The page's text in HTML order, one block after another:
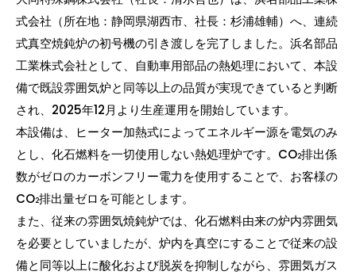
式会社（所在地：静岡県湖西市、社長：杉浦雄輔）へ、連続
式真空焼鈍炉の初号機の引き渡しを完了しました。浜名部品
工業株式会社として、自動車用部品の熱処理において、本設
備で既設雰囲気炉と同等以上の品質が実現できていると判断
され、2025年12月より生産運用を開始しています。
本設備は、ヒーター加熱式によってエネルギー源を電気のみ
とし、化石燃料を一切使用しない熱処理炉です。CO2排出係
数がゼロのカーボンフリー電力を使用することで、お客様の
CO2排出量ゼロを可能とします。
また、従来の雰囲気焼鈍炉では、化石燃料由来の炉内雰囲気
を必要としていましたが、炉内を真空にすることで従来の設
備と同等以上に酸化および脱炭を抑制しながら、雰囲気ガス